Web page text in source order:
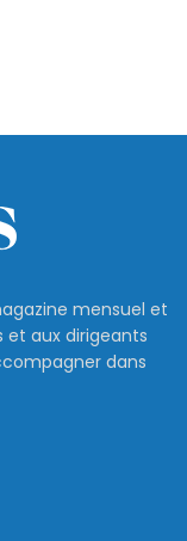
mensuel et
et aux dirigeants
dans